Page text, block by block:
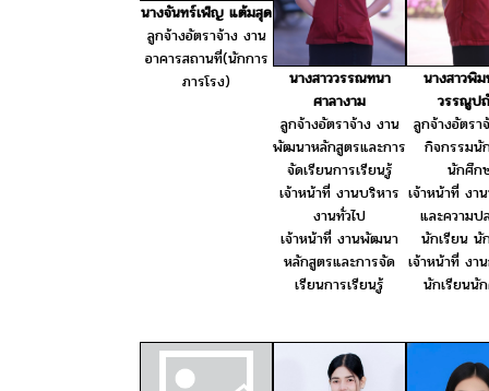
นางจันทร์เพ็ญ แต้มสุด
ลูกจ้างอัตราจ้าง งาน
อาคารสถานที่(นักการ
ภารโรง)
นางสาววรรณทนา
ศาลางาม
ลูกจ้างอัตราจ้าง งาน
พัฒนาหลักสูตรและการ
จัดเรียนการเรียนรู้
เจ้าหน้าที่ งานบริหาร
งานทั่วไป
เจ้าหน้าที่ งานพัฒนา
หลักสูตรและการจัด
เรียนการเรียนรู้
นางสาวพิ
วรรณูป
ลูกจ้างอัตรา
กิจกรรมนั
นักศึก
เจ้าหน้าที่ งา
และความ
นักเรียน นั
เจ้าหน้าที่ งา
นักเรียนนั